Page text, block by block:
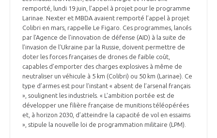
remporté, lundi 19 juin, l’appel à projet pour le programme
Larinae. Nexter et MBDA avaient remporté l’appel à projet
Colibri en mars, rappelle Le Figaro. Ces programmes, lancés
par l’Agence de l’innovation de défense (AID) à la suite de
l’invasion de l’Ukraine par la Russie, doivent permettre de
doter les forces françaises de drones de faible coût,
capables d’emporter des charges explosives à même de
neutraliser un véhicule à 5 km (Colibri) ou 50 km (Larinae). Ce
type d’armes est pour l’instant « absent de l’arsenal français
», soulignent les industriels. « L’ambition portée est de
développer une filière française de munitions téléopérées
et, à horizon 2030, d’atteindre la capacité de vol en essaims
», stipule la nouvelle loi de programmation militaire (LPM).